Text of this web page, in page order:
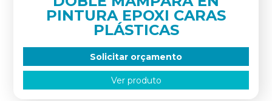
PINTURA EPOXI CARAS
PLÁSTICAS
Solicitar orçamento
Ver produto